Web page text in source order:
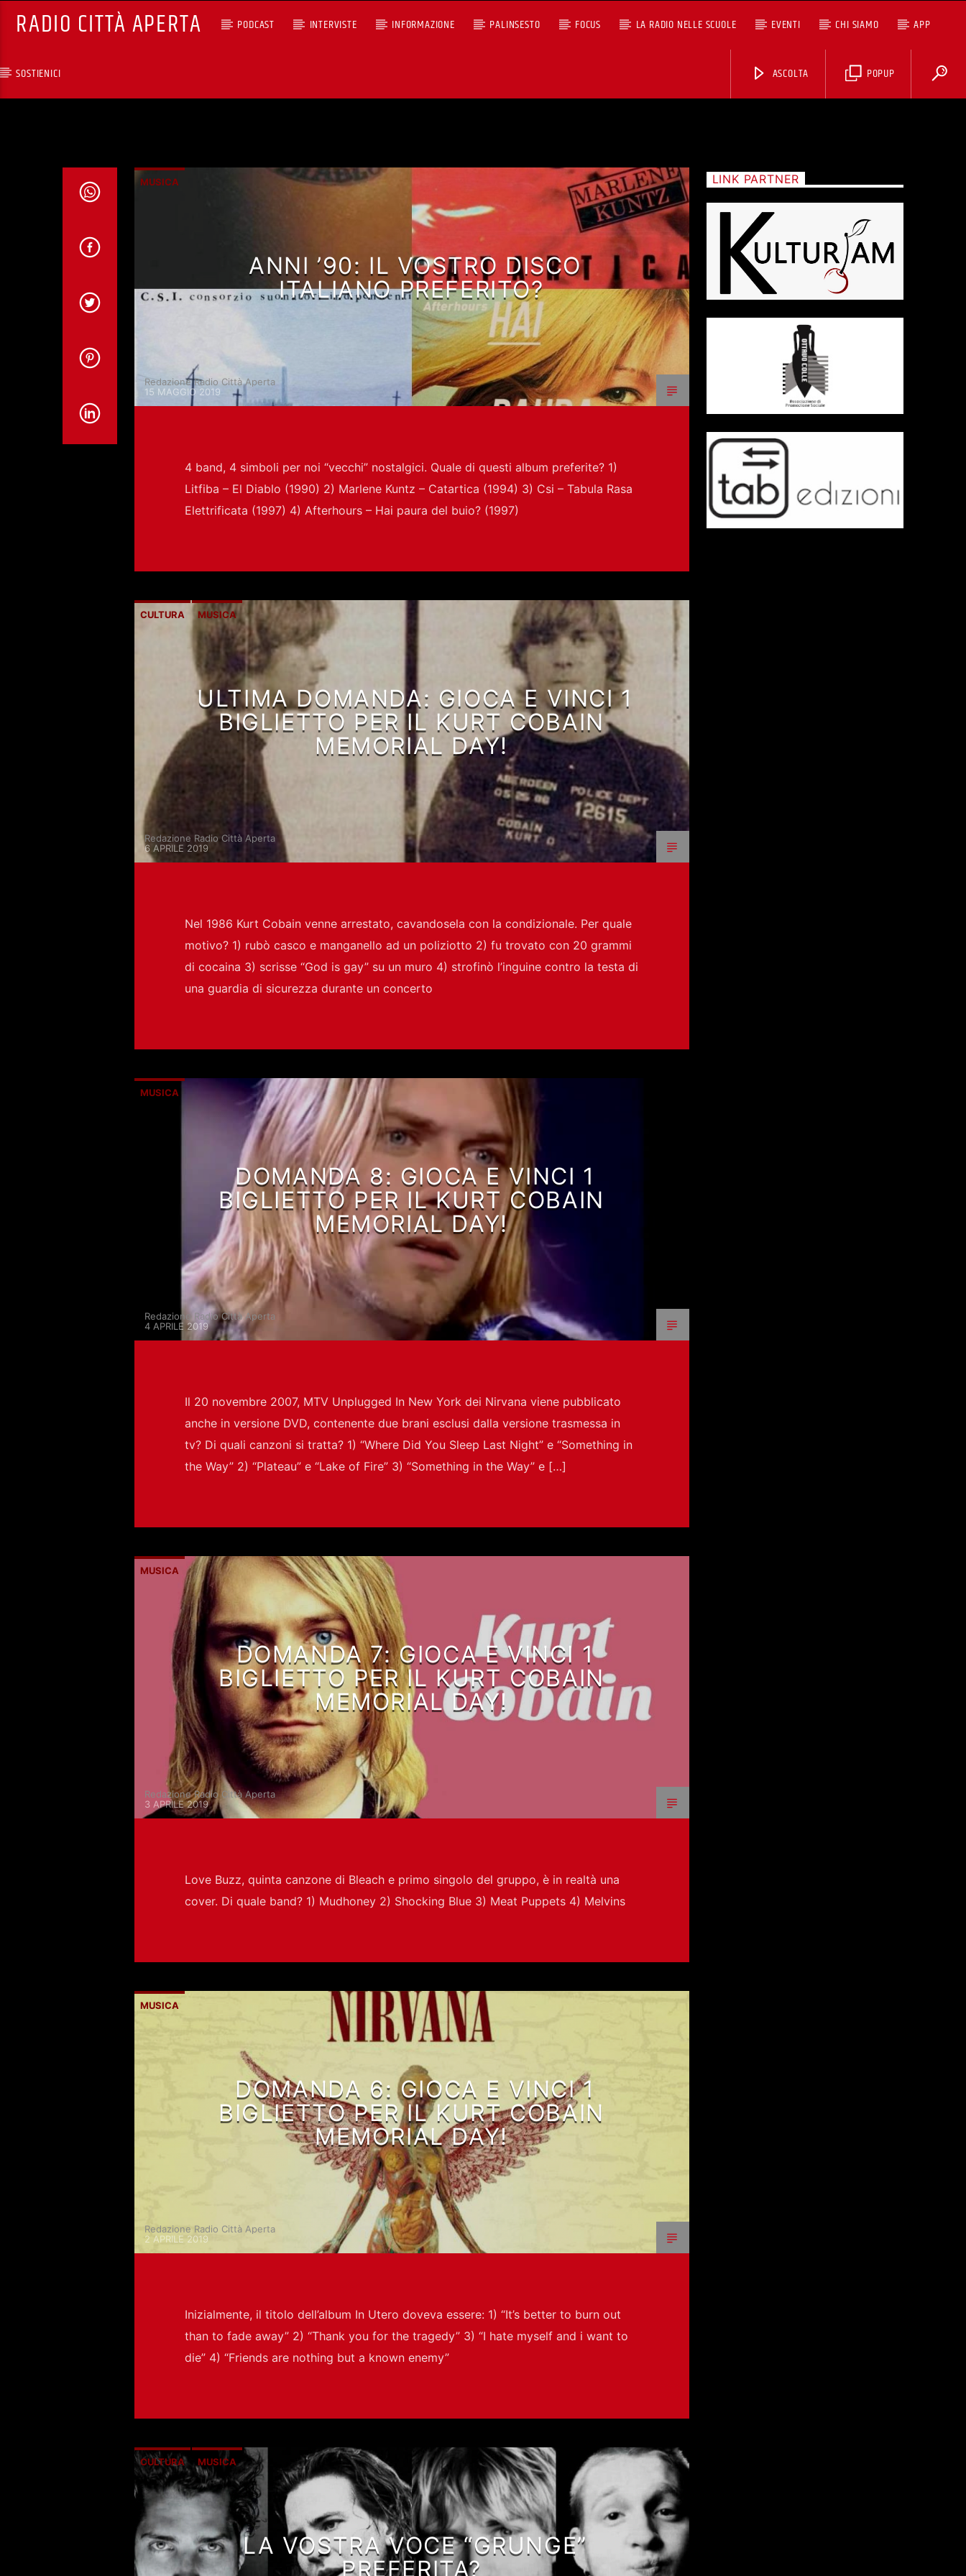
RADIO CITTÀ APERTA PODCAST INTERVISTE INFORMAZIONE PALINSESTO FOCUS LA RADIO NELLE SCUOLE EVENTI CHI SIAMO APP
SOSTIENICI POPUP
ASCOLTA
Ascoltaci dal pc
Sostieni Radio Città Aperta
MUSICA
ANNI ’90: IL VOSTRO DISCO
ITALIANO PREFERITO?
Redazione Radio Città Aperta
15 MAGGIO 2019
4 band, 4 simboli per noi “vecchi” nostalgici. Quale di questi album preferite? 1)
Litfiba – El Diablo (1990) 2) Marlene Kuntz – Catartica (1994) 3) Csi – Tabula Rasa
Elettrificata (1997) 4) Afterhours – Hai paura del buio? (1997)
CULTURA MUSICA
ULTIMA DOMANDA: GIOCA E VINCI 1
BIGLIETTO PER IL KURT COBAIN
MEMORIAL DAY!
Redazione Radio Città Aperta
6 APRILE 2019
Nel 1986 Kurt Cobain venne arrestato, cavandosela con la condizionale. Per quale
motivo? 1) rubò casco e manganello ad un poliziotto 2) fu trovato con 20 grammi
di cocaina 3) scrisse “God is gay” su un muro 4) strofinò l’inguine contro la testa di
una guardia di sicurezza durante un concerto
MUSICA
DOMANDA 8: GIOCA E VINCI 1
BIGLIETTO PER IL KURT COBAIN
MEMORIAL DAY!
Redazione Radio Città Aperta
4 APRILE 2019
Il 20 novembre 2007, MTV Unplugged In New York dei Nirvana viene pubblicato
anche in versione DVD, contenente due brani esclusi dalla versione trasmessa in
tv? Di quali canzoni si tratta? 1) “Where Did You Sleep Last Night” e “Something in
the Way” 2) “Plateau” e “Lake of Fire” 3) “Something in the Way” e […]
MUSICA
DOMANDA 7: GIOCA E VINCI 1
BIGLIETTO PER IL KURT COBAIN
MEMORIAL DAY!
Redazione Radio Città Aperta
3 APRILE 2019
Love Buzz, quinta canzone di Bleach e primo singolo del gruppo, è in realtà una
cover. Di quale band? 1) Mudhoney 2) Shocking Blue 3) Meat Puppets 4) Melvins
MUSICA
DOMANDA 6: GIOCA E VINCI 1
BIGLIETTO PER IL KURT COBAIN
MEMORIAL DAY!
Redazione Radio Città Aperta
2 APRILE 2019
Inizialmente, il titolo dell’album In Utero doveva essere: 1) “It’s better to burn out
than to fade away” 2) “Thank you for the tragedy” 3) “I hate myself and i want to
die” 4) “Friends are nothing but a known enemy”
CULTURA MUSICA
LA VOSTRA VOCE “GRUNGE”
PREFERITA?
LINK PARTNER